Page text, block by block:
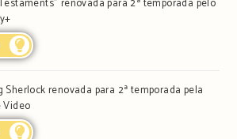
renovada para 2ª temporada pelo
Sherlock renovada para 2ª temporada pela
Video